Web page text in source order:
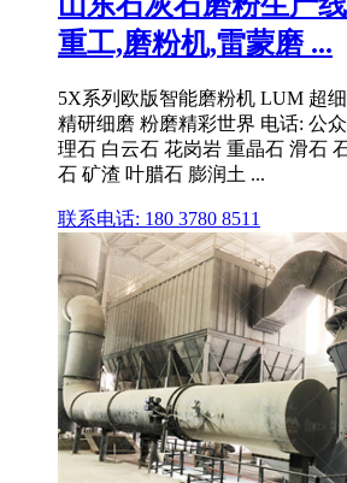
重工,磨粉机,雷蒙磨 ...
5X系列欧版智能磨粉机 LUM 超
精研细磨 粉磨精彩世界 电话: 公
理石 白云石 花岗岩 重晶石 滑石
石 矿渣 叶腊石 膨润土 ...
联系电话: 180 3780 8511